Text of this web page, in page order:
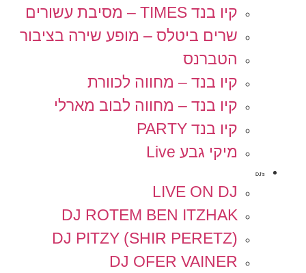
קיו בנד TIMES – מסיבת עשורים
שרים ביטלס – מופע שירה בציבור
הטברנס
קיו בנד – מחווה לכוורת
קיו בנד – מחווה לבוב מארלי
קיו בנד PARTY
מיקי גבע Live
DJ's
LIVE ON DJ
DJ ROTEM BEN ITZHAK
DJ PITZY (SHIR PERETZ)
DJ OFER VAINER